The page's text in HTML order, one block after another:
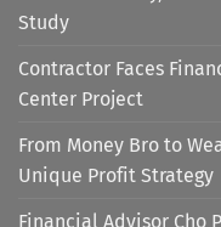
Study
Contractor Faces
Center Project
From Money Bro to
Unique Profit Strategy
Financial Advisor Cho